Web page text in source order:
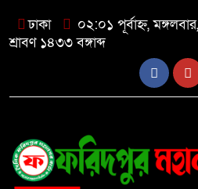
ঢাকা
০২:০১ পূর্বাহ্ন,
শ্রাবণ ১৪৩৩ বঙ্গাব্দ